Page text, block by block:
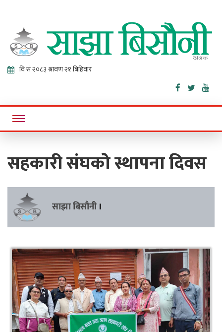
Sajha
Bisaunee
Online News Portal
सहकारी संघको स्थापना दिवस
साझा बिसौनी ।